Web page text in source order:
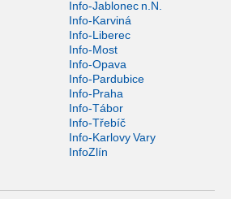
Info-Jablonec n.N.
Info-Karviná
Info-Liberec
Info-Most
Info-Opava
Info-Pardubice
Info-Praha
Info-Tábor
Info-Třebíč
Info-Karlovy Vary
InfoZlín